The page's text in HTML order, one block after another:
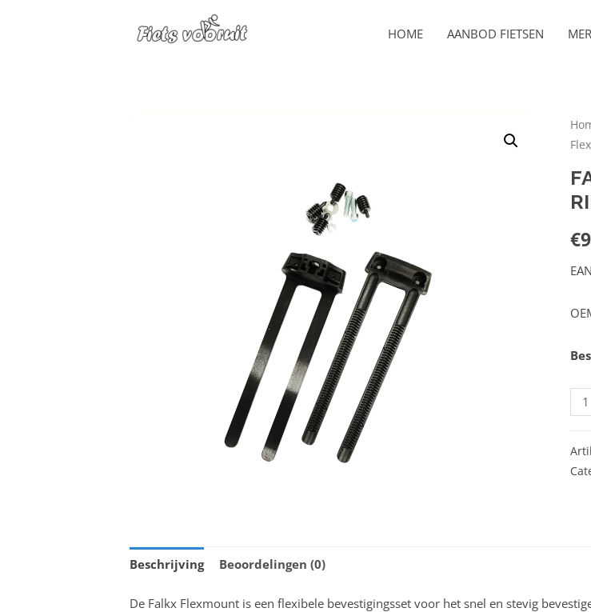
HOME AANBOD FIETSEN
€
Beschrijving Beoordelingen (0)
De Falkx Flexmount is een flexibele bevestigingsset voor het snel en stevig